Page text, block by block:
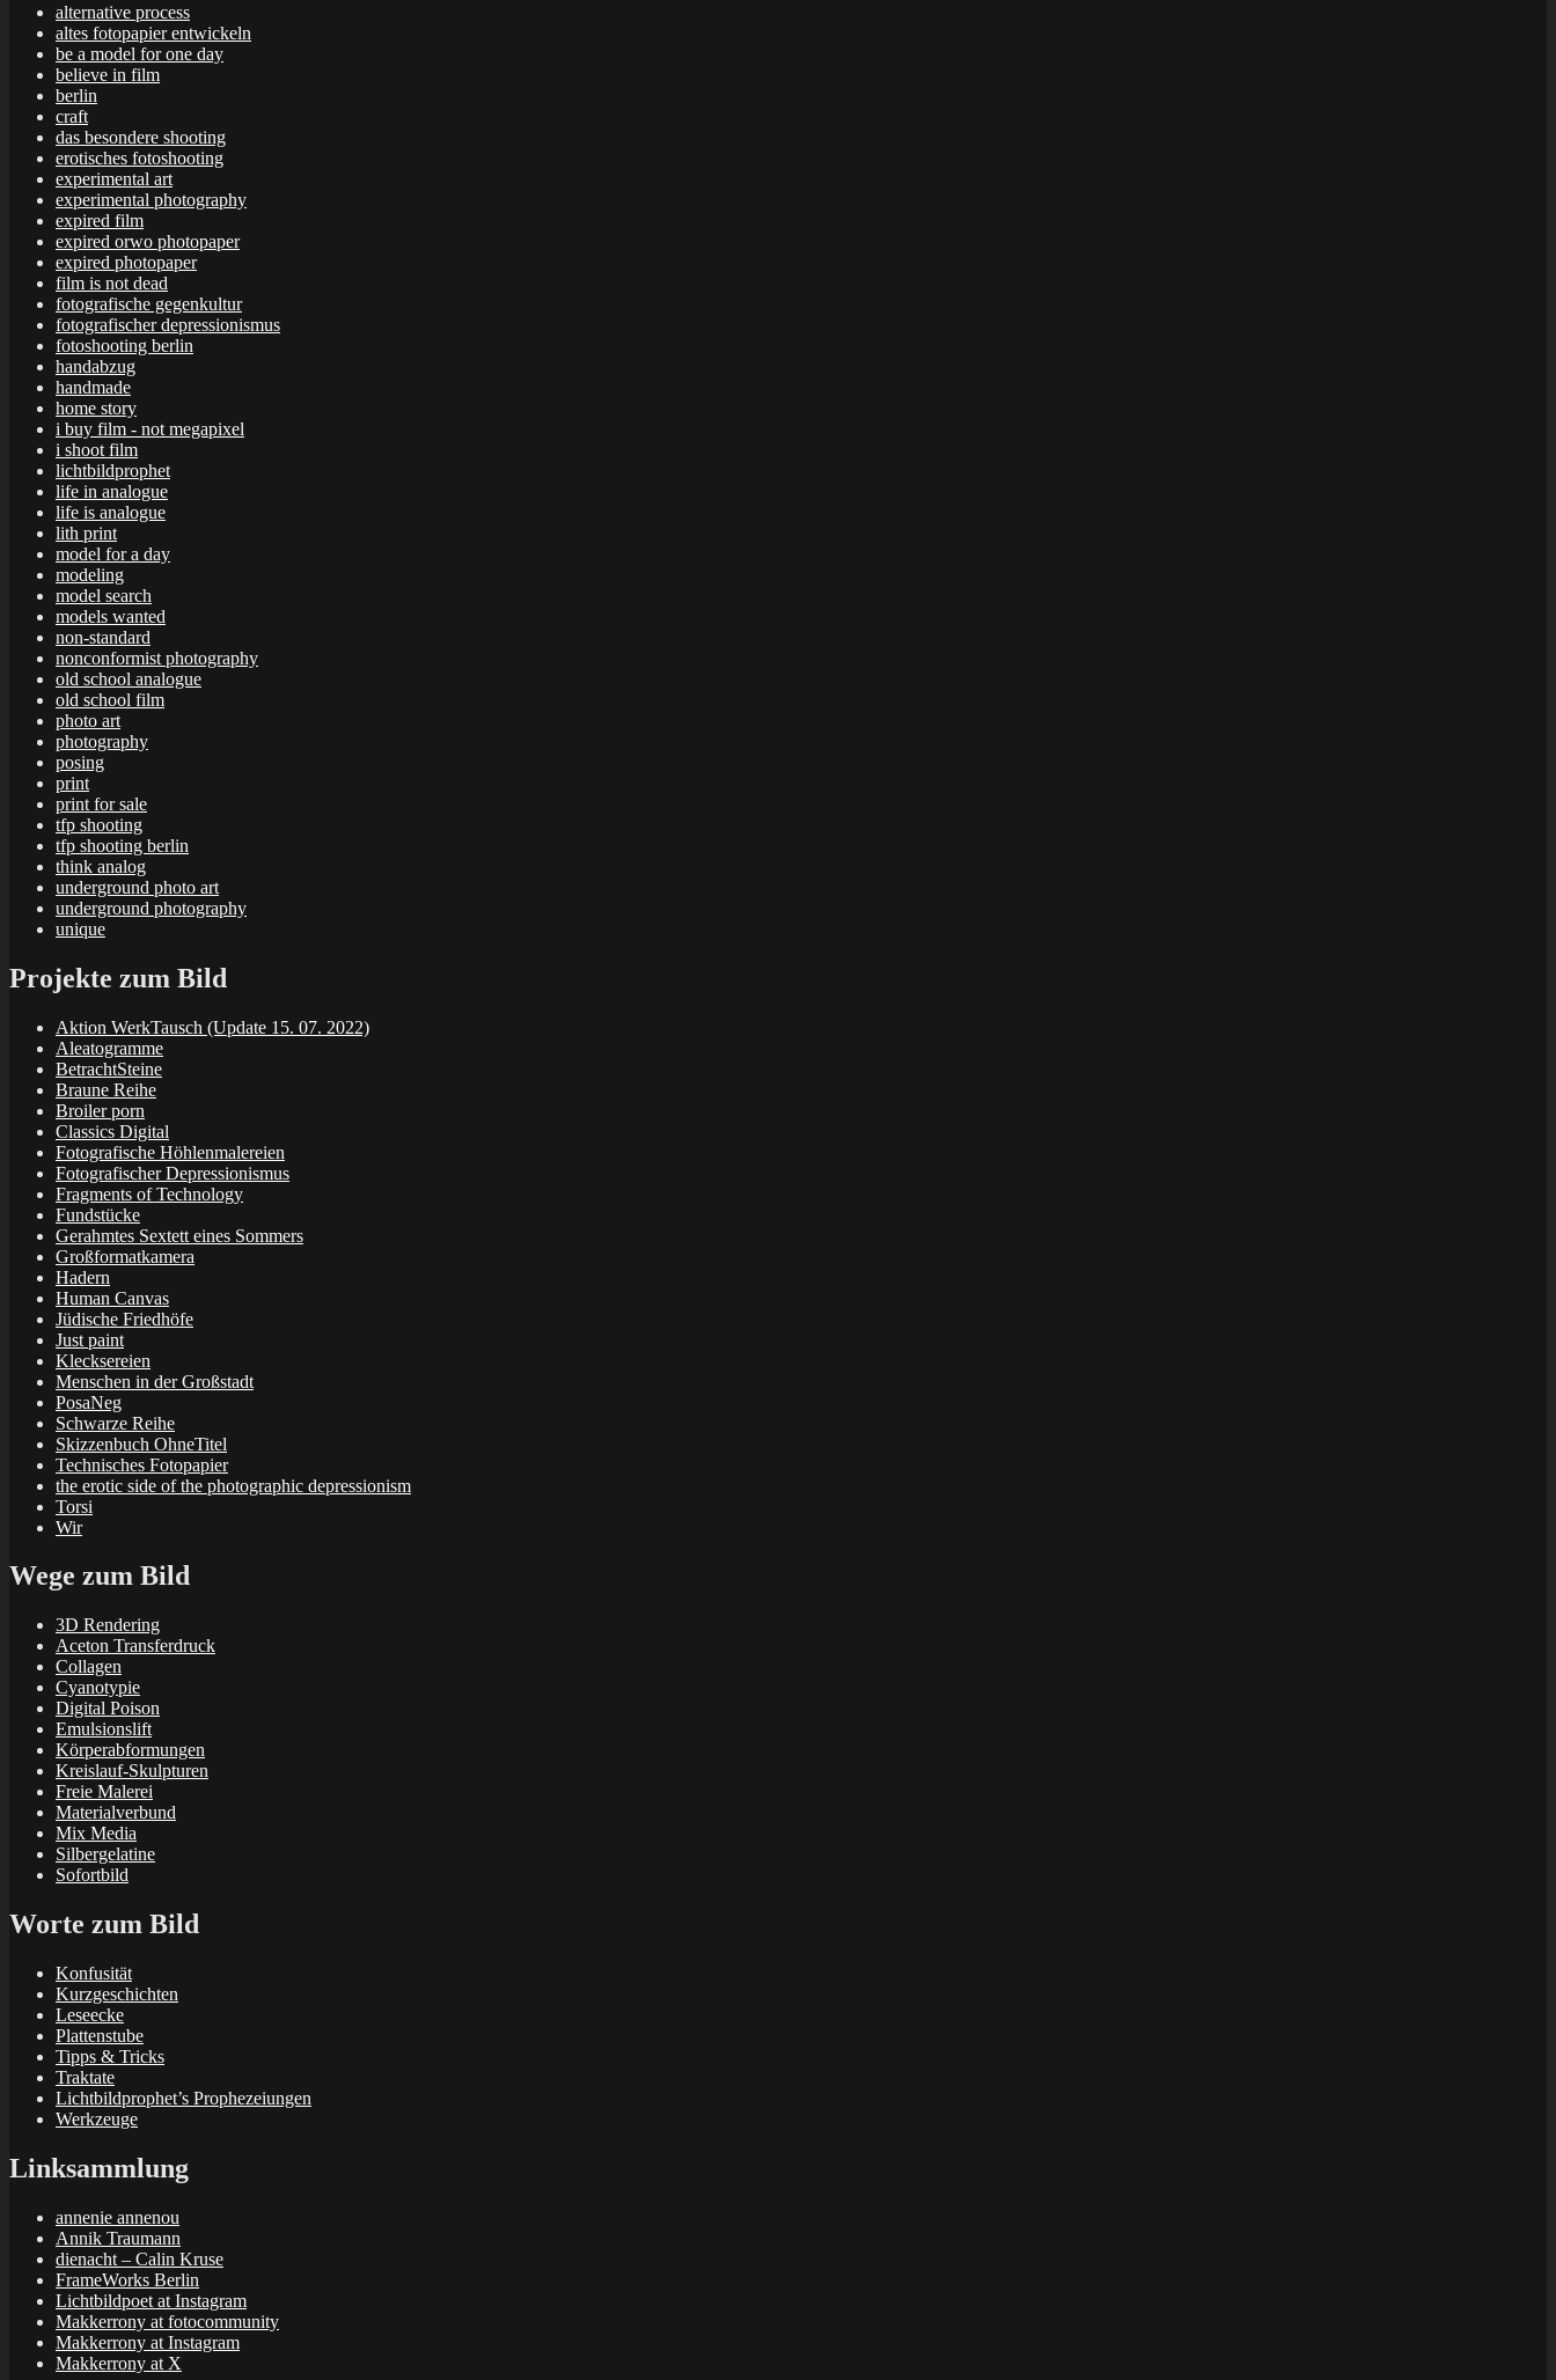
alternative process
altes fotopapier entwickeln
be a model for one day
believe in film
berlin
craft
das besondere shooting
erotisches fotoshooting
experimental art
experimental photography
expired film
expired orwo photopaper
expired photopaper
film is not dead
fotografische gegenkultur
fotografischer depressionismus
fotoshooting berlin
handabzug
handmade
home story
i buy film - not megapixel
i shoot film
lichtbildprophet
life in analogue
life is analogue
lith print
model for a day
modeling
model search
models wanted
non-standard
nonconformist photography
old school analogue
old school film
photo art
photography
posing
print
print for sale
tfp shooting
tfp shooting berlin
think analog
underground photo art
underground photography
unique
Projekte zum Bild
Aktion WerkTausch (Update 15. 07. 2022)
Aleatogramme
BetrachtSteine
Braune Reihe
Broiler porn
Classics Digital
Fotografische Höhlenmalereien
Fotografischer Depressionismus
Fragments of Technology
Fundstücke
Gerahmtes Sextett eines Sommers
Großformatkamera
Hadern
Human Canvas
Jüdische Friedhöfe
Just paint
Klecksereien
Menschen in der Großstadt
PosaNeg
Schwarze Reihe
Skizzenbuch OhneTitel
Technisches Fotopapier
the erotic side of the photographic depressionism
Torsi
Wir
Wege zum Bild
3D Rendering
Aceton Transferdruck
Collagen
Cyanotypie
Digital Poison
Emulsionslift
Körperabformungen
Kreislauf-Skulpturen
Freie Malerei
Materialverbund
Mix Media
Silbergelatine
Sofortbild
Worte zum Bild
Konfusität
Kurzgeschichten
Leseecke
Plattenstube
Tipps & Tricks
Traktate
Lichtbildprophet’s Prophezeiungen
Werkzeuge
Linksammlung
annenie annenou
Annik Traumann
dienacht – Calin Kruse
FrameWorks Berlin
Lichtbildpoet at Instagram
Makkerrony at fotocommunity
Makkerrony at Instagram
Makkerrony at X